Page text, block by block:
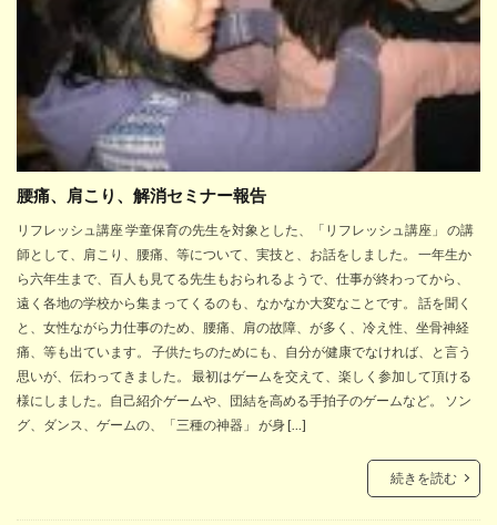
腰痛、肩こり、解消セミナー報告
リフレッシュ講座 学童保育の先生を対象とした、「リフレッシュ講座」 の講
師として、肩こり、腰痛、等について、実技と、お話をしました。 一年生か
ら六年生まで、百人も見てる先生もおられるようで、仕事が終わってから、
遠く各地の学校から集まってくるのも、なかなか大変なことです。 話を聞く
と、女性ながら力仕事のため、腰痛、肩の故障、が多く、冷え性、坐骨神経
痛、等も出ています。 子供たちのためにも、自分が健康でなければ、と言う
思いが、伝わってきました。 最初はゲームを交えて、楽しく参加して頂ける
様にしました。自己紹介ゲームや、団結を高める手拍子のゲームなど。 ソン
グ、ダンス、ゲームの、「三種の神器」 が身 […]
続きを読む